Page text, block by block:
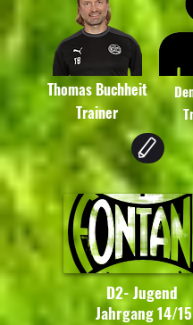
Thomas Buchheit
Trainer
D2- Jugend
Jahrgang 14/15